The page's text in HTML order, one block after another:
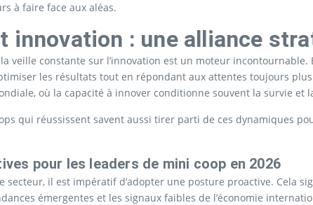
à faire face aux aléas.
innovation : une alliance
veille constante sur l’innovation est un moteur
les résultats tout en répondant aux attentes toujours
où la capacité à innover conditionne souvent la survie et
qui réussissent savent aussi tirer parti de ces dynamiques
pour les leaders de mini coop en 2026
secteur, il est impératif d’adopter une posture proactive. Cela
émergentes et les signaux faibles de l’économie